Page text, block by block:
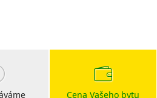
Cena Vašeho bytu